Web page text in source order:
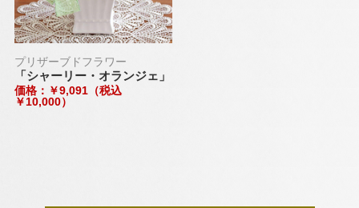
プリザーブドフラワー
「シャーリー・オランジェ」
価格：￥9,091（税込
￥10,000）